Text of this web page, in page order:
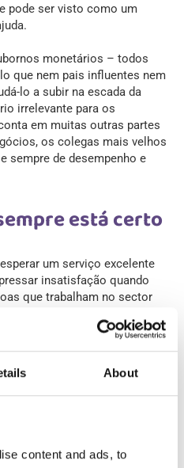
About
content and ads, to
pode ser visto como um
monetários – todos
que nem pais influentes nem
lo a subir na escada da
irrelevante para os
em muitas outras partes
os colegas mais velhos
sempre de desempenho e
está certo
um serviço excelente
insatisfação quando
que trabalham no sector
tal não é o caso nos Países
A primeira coisa a fazer
próprio comportamento para